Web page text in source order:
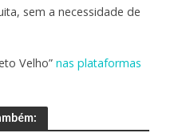
sem a necessidade de
Velho” nas plataformas